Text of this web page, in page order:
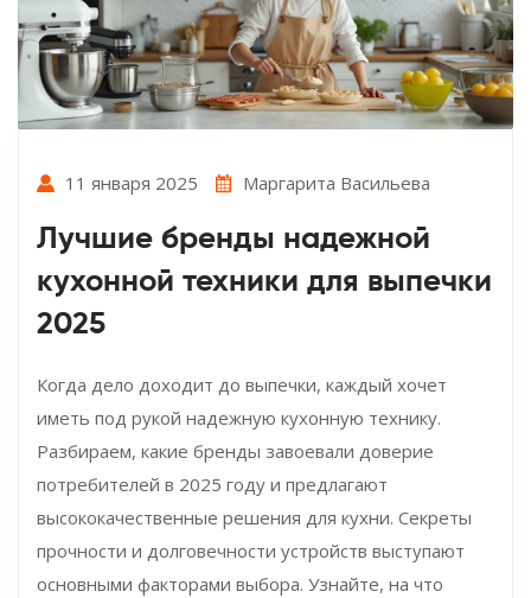
11 января 2025 Маргарита Васильева
Лучшие бренды надежной
кухонной техники для выпечки
2025
Когда дело доходит до выпечки, каждый хочет
иметь под рукой надежную кухонную технику.
Разбираем, какие бренды завоевали доверие
потребителей в 2025 году и предлагают
высококачественные решения для кухни. Секреты
прочности и долговечности устройств выступают
основными факторами выбора. Узнайте, на что